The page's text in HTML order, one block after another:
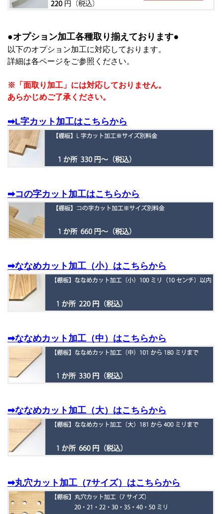
●オプション加工各種取り揃えております●
以下のオプション加工に対応しております。
詳細は各ページをご参照ください。
※「面取り加工」には対応しておりません。
あらかじめご了承ください。
➡L字カット加工はこちらから
➡コの字カット加工はこちらから
➡ななめカット加工（小）はこちらから
➡ななめカット加工（中）はこちらから
➡ななめカット加工（大）はこちらから
➡丸穴カット加工（7サイズ）はこちらから